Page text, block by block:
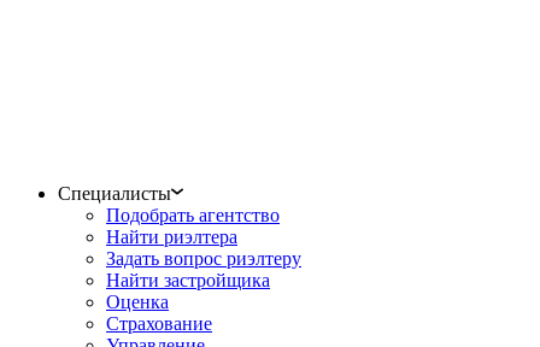
Специалисты
Подобрать агентство
Найти риэлтера
Задать вопрос риэлтеру
Найти застройщика
Оценка
Страхование